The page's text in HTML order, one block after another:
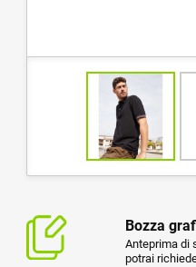
Bozza
Anteprima di
potrai